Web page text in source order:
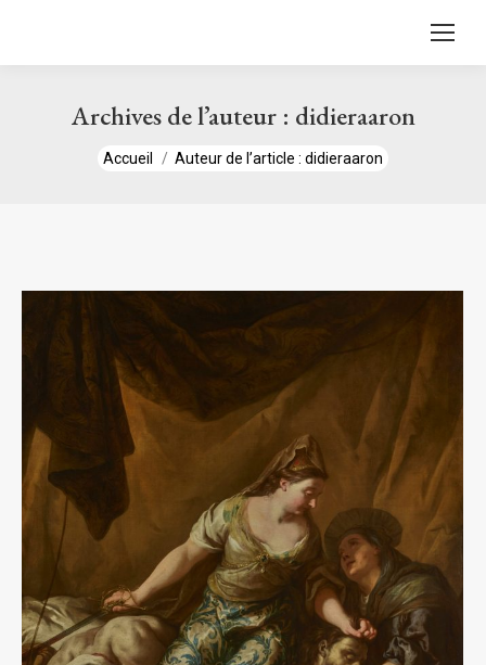
Archives de l’auteur : didieraaron
Vous êtes ici :
Accueil Auteur de l’article : didieraaron